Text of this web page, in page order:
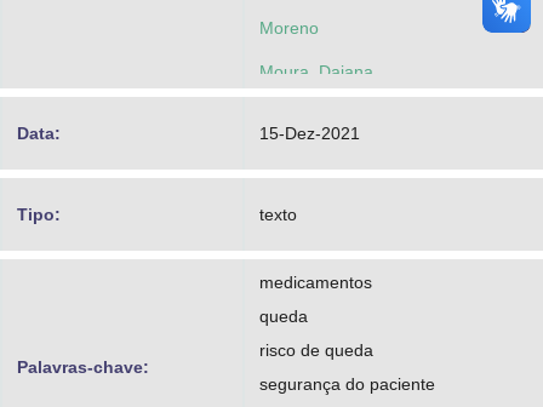
Moreno
Moura, Daiana
Souza, Rosemere Araújo de
Albuquerque
Rodrigues, Juliana Loureiro da
Data: 15-Dez-2021
Tipo: texto
Palavras-chave:
medicamentos
queda
risco de queda
segurança do paciente